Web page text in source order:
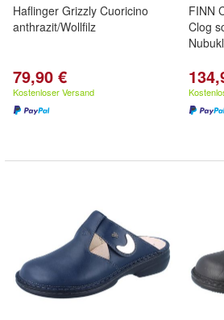
Haflinger Grizzly Cuoricino
anthrazit/Wollfilz
79,90 €
Kostenloser Versand
FINN
Clog